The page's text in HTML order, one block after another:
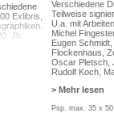
Verschiedene
Teilweise
U.a. mit
Michel
Eugen
Flockenhaus,
Oscar Pletsch,
Rudolf Koch,
> Mehr lesen
Psp. max. 35 x